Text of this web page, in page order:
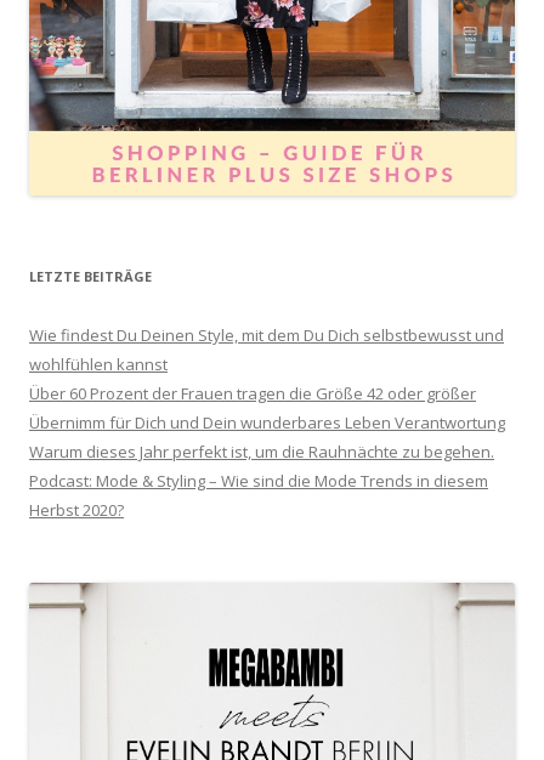
LETZTE BEITRÄGE
Wie findest Du Deinen Style, mit dem Du Dich selbstbewusst und
wohlfühlen kannst
Über 60 Prozent der Frauen tragen die Größe 42 oder größer
Übernimm für Dich und Dein wunderbares Leben Verantwortung
Warum dieses Jahr perfekt ist, um die Rauhnächte zu begehen.
Podcast: Mode & Styling – Wie sind die Mode Trends in diesem
Herbst 2020?